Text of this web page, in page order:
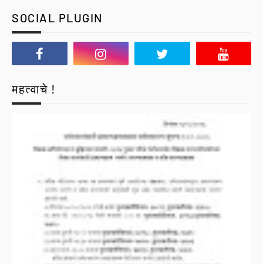
SOCIAL PLUGIN
महत्वाचे !